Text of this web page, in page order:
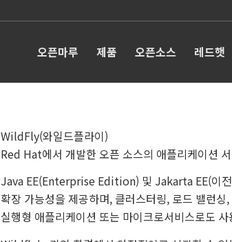
오픈마루 제품 오픈소스 레드햇
WildFly(와일드플라이)
Red Hat에서 개발한 오픈 소스의 애플리케이션
Java EE(Enterprise Edition) 및 Jakarta EE(이전
확장 가능성을 제공하며, 클러스터링, 로드 밸런
실행형 애플리케이션 또는 마이크로서비스로도